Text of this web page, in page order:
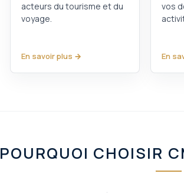
acteurs du tourisme et du
voyage.
En savoir plus →
vos
En
POURQUOI CHOISIR